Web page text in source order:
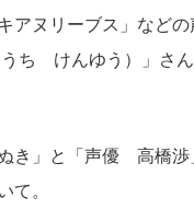
アヌリーブス」など
ち けんゆう）」さ
き」と「声優 高橋渉
て。